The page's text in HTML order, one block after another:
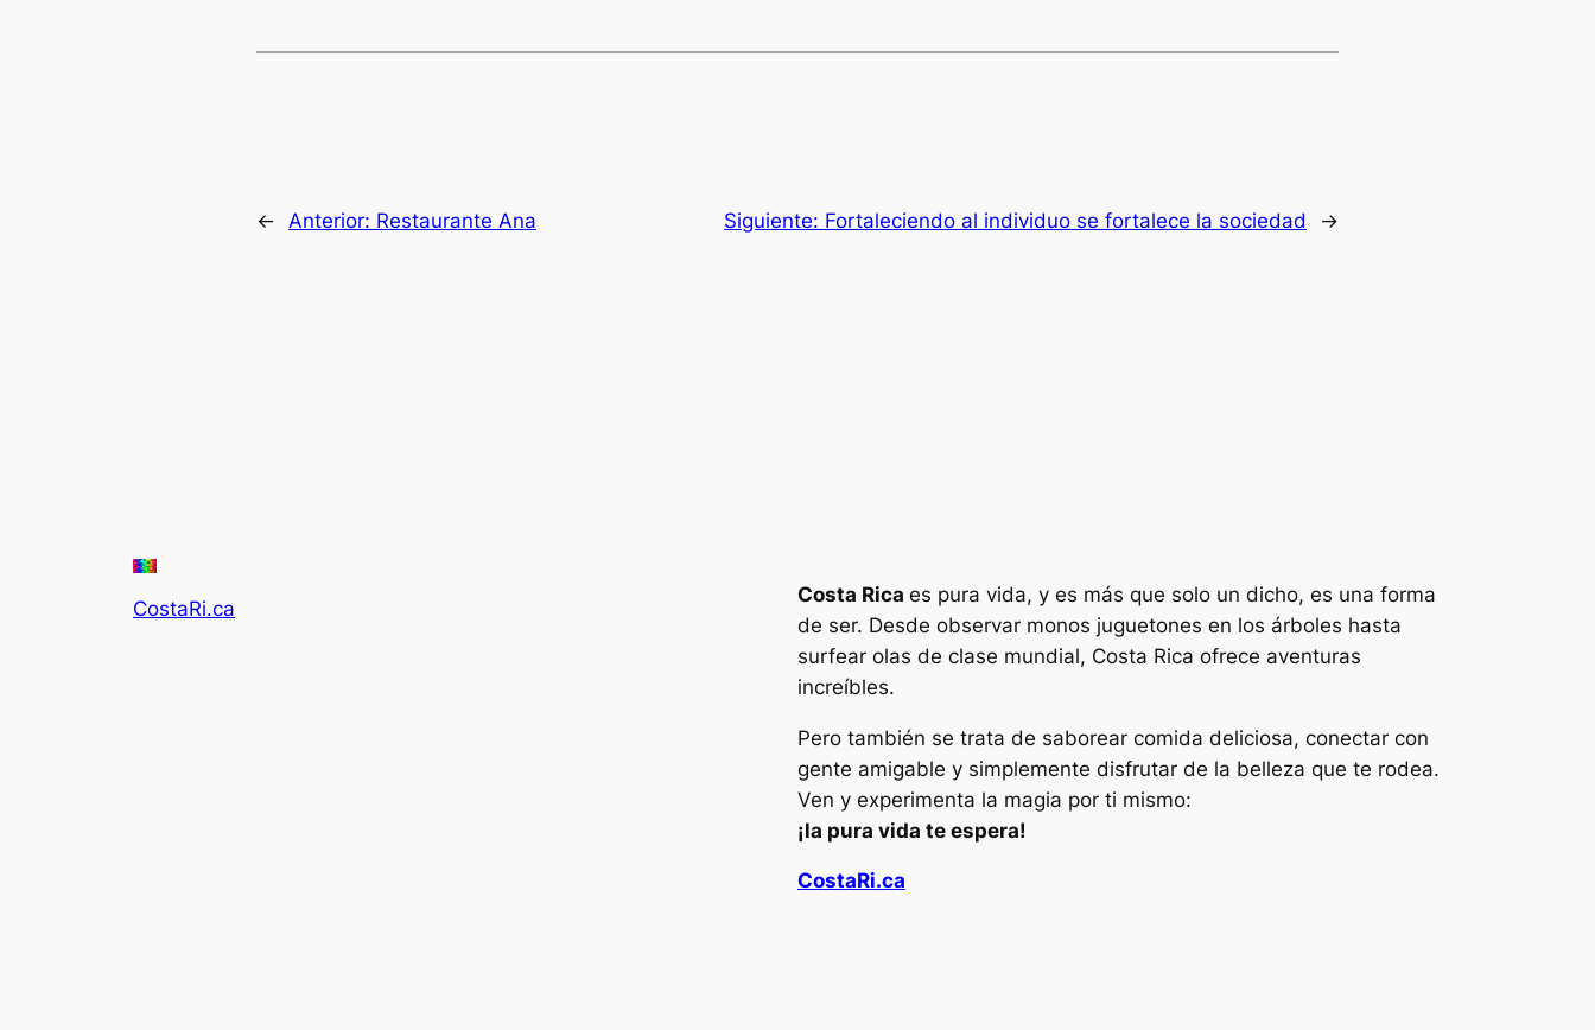
← Anterior: Restaurante Ana Siguiente: Fortaleciendo al individuo se fortalece la sociedad →
CostaRi.ca
Costa Rica es pura vida, y es más que solo un dicho, es una forma
de ser. Desde observar monos juguetones en los árboles hasta
surfear olas de clase mundial, Costa Rica ofrece aventuras
increíbles.
Pero también se trata de saborear comida deliciosa, conectar con
gente amigable y simplemente disfrutar de la belleza que te rodea.
Ven y experimenta la magia por ti mismo:
¡la pura vida te espera!
CostaRi.ca